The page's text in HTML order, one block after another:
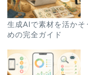
生成AIで素材を活かそ
めの完全ガイド